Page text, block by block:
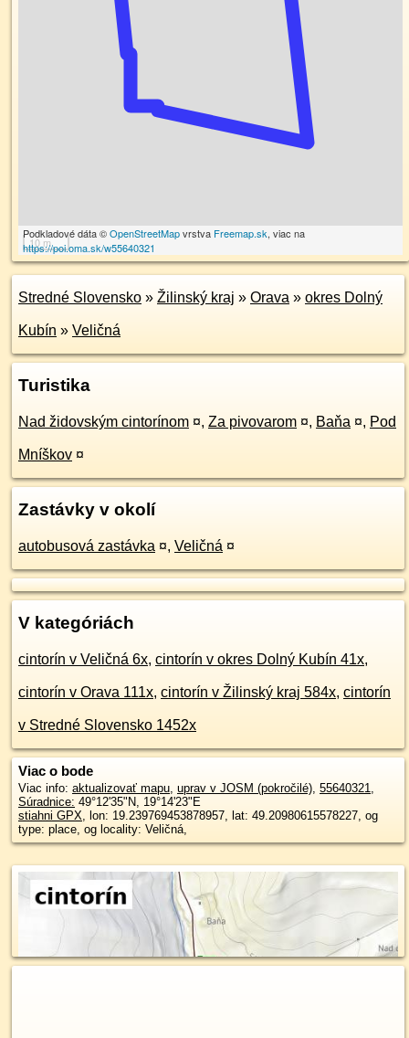
10 m
Podkladové dáta ©OpenStreetMapvrstva Freemap.sk, viac na
https://poi.oma.sk/w55640321
Stredné Slovensko » Žilinský kraj » Orava » okres Dolný
Kubín » Veličná
Turistika
Nad židovským cintorínom ¤, Za pivovarom ¤, Baňa ¤, Pod
Mníškov ¤
Zastávky v okolí
autobusová zastávka ¤, Veličná ¤
V kategóriách
cintorín v Veličná 6x, cintorín v okres Dolný Kubín 41x,
cintorín v Orava 111x, cintorín v Žilinský kraj 584x, cintorín
v Stredné Slovensko 1452x
Viac o bode
Viac info: aktualizovať mapu, uprav v JOSM (pokročilé), 55640321,
Súradnice: 49°12'35"N, 19°14'23"E
stiahni GPX, lon: 19.239769453878957, lat: 49.20980615578227, og
type: place, og locality: Veličná,